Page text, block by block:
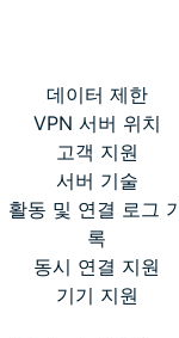
데이터 제한
VPN 서버 위치
고객 지원
서버 기술
활동 및 연결 로그
록
동시 연결 지원
기기 지원